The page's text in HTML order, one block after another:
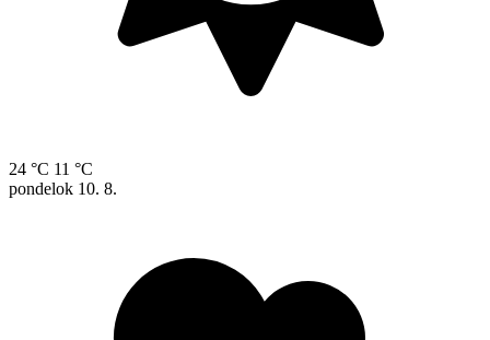
24 °C 11 °C
pondelok 10. 8.